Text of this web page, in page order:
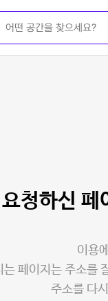
요청하신 페
이용
는 페이지는 주소를
주소를 다